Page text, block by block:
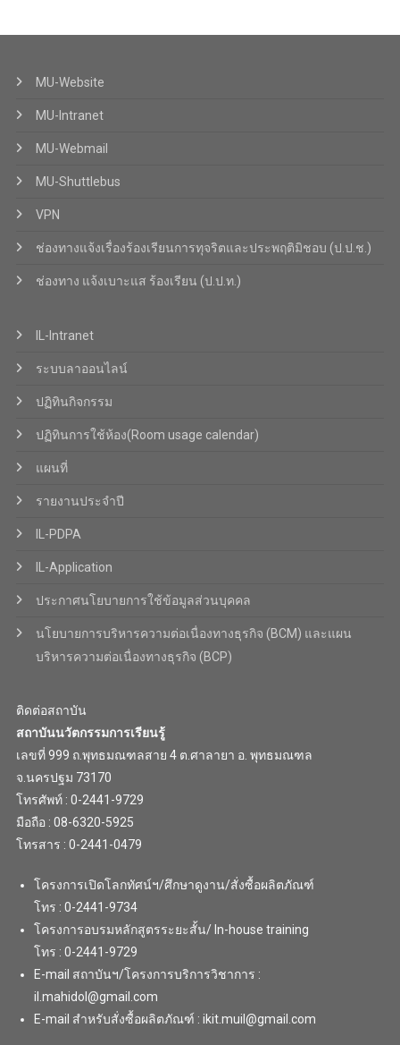
MU-Website
MU-Intranet
MU-Webmail
MU-Shuttlebus
VPN
ช่องทางแจ้งเรื่องร้องเรียนการทุจริตและประพฤติมิชอบ (ป.ป.ช.)
ช่องทาง แจ้งเบาะแส ร้องเรียน (ป.ป.ท.)
IL-Intranet
ระบบลาออนไลน์
ปฏิทินกิจกรรม
ปฏิทินการใช้ห้อง(Room usage calendar)
แผนที่
รายงานประจำปี
IL-PDPA
IL-Application
ประกาศนโยบายการใช้ข้อมูลส่วนบุคคล
นโยบายการบริหารความต่อเนื่องทางธุรกิจ (BCM) และแผน
บริหารความต่อเนื่องทางธุรกิจ (BCP)
ติดต่อสถาบัน
สถาบันนวัตกรรมการเรียนรู้
เลขที่ 999 ถ.พุทธมณฑลสาย 4 ต.ศาลายา อ. พุทธมณฑล
จ.นครปฐม 73170
โทรศัพท์ : 0-2441-9729
มือถือ : 08-6320-5925
โทรสาร : 0-2441-0479
โครงการเปิดโลกทัศน์ฯ/ศึกษาดูงาน/สั่งซื้อผลิตภัณฑ์
โทร : 0-2441-9734
โครงการอบรมหลักสูตรระยะสั้น/ In-house training
โทร : 0-2441-9729
E-mail สถาบันฯ/โครงการบริการวิชาการ :
il.mahidol@gmail.com
E-mail สำหรับสั่งซื้อผลิตภัณฑ์ : ikit.muil@gmail.com